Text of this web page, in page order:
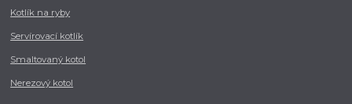
Kotlík na ryby
Servírovací kotlík
Smaltovaný kotol
Nerezový kotol